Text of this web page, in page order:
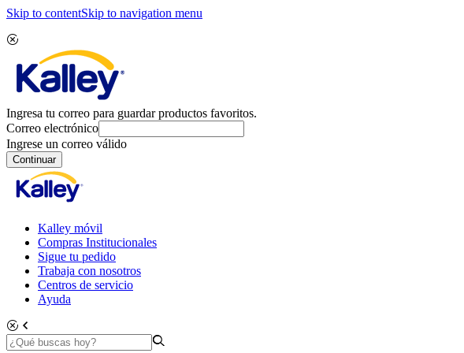
Skip to contentSkip to navigation menu
Ingresa tu correo para guardar productos favoritos.
Correo electrónico
Ingrese un correo válido
Continuar
Kalley móvil
Compras Institucionales
Sigue tu pedido
Trabaja con nosotros
Centros de servicio
Ayuda